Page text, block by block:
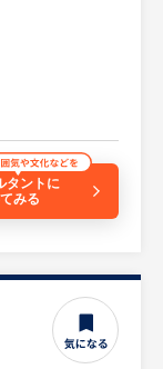
義
るアプリケー
タベース設
作説明（道外出
タントに
みる